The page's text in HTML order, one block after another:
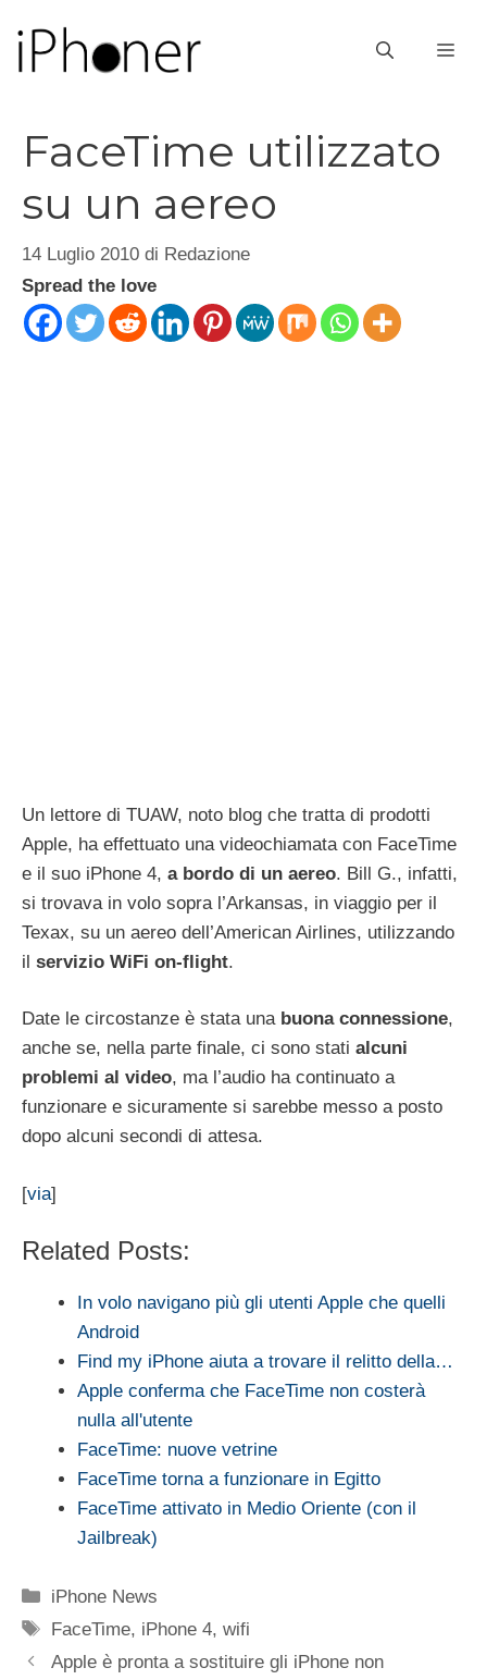
contenuto
FaceTime utilizzato
su un aereo
14 Luglio 2010 di Redazione
Spread the love
Un lettore di TUAW, noto blog che tratta di prodotti
Apple, ha effettuato una videochiamata con FaceTime
e il suo iPhone 4, a bordo di un aereo. Bill G., infatti,
si trovava in volo sopra l’Arkansas, in viaggio per il
Texax, su un aereo dell’American Airlines, utilizzando
il servizio WiFi on-flight.
Date le circostanze è stata una buona connessione,
anche se, nella parte finale, ci sono stati alcuni
problemi al video, ma l’audio ha continuato a
funzionare e sicuramente si sarebbe messo a posto
dopo alcuni secondi di attesa.
[via]
Related Posts:
In volo navigano più gli utenti Apple che quelli
Android
Find my iPhone aiuta a trovare il relitto della…
Apple conferma che FaceTime non costerà
nulla all'utente
FaceTime: nuove vetrine
FaceTime torna a funzionare in Egitto
FaceTime attivato in Medio Oriente (con il
Jailbreak)
Categorie
iPhone News
Tag
FaceTime, iPhone 4,wifi
Apple è pronta a sostituire gli iPhone non